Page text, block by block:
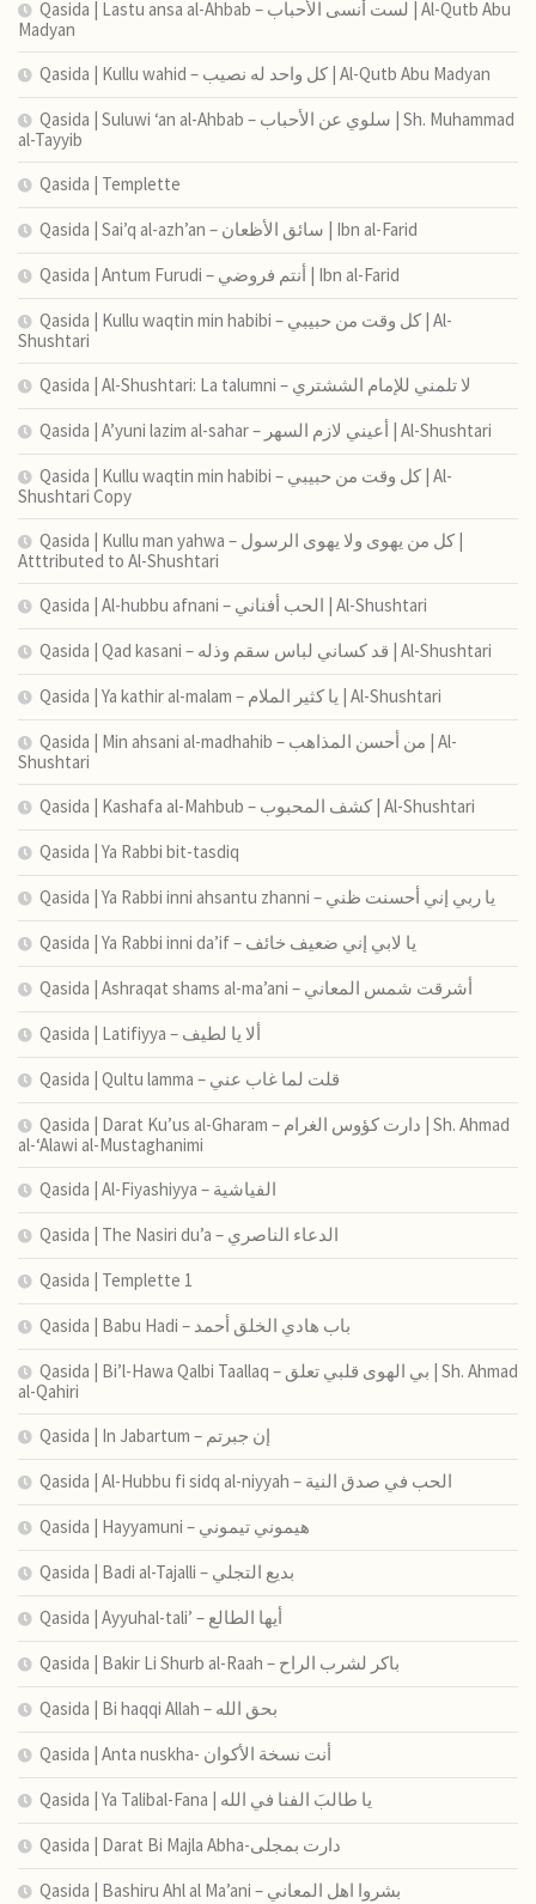
Qasida | Lastu ansa al-Ahbab – لست أنسى الأحباب | Al-Qutb Abu
Madyan
Qasida | Kullu wahid – كل واحد له نصيب | Al-Qutb Abu Madyan
Qasida | Suluwi ‘an al-Ahbab – سلوي عن الأحباب | Sh. Muhammad
al-Tayyib
Qasida | Templette
Qasida | Sai’q al-azh’an – سائق الأظعان | Ibn al-Farid
Qasida | Antum Furudi – أنتم فروضي | Ibn al-Farid
Qasida | Kullu waqtin min habibi – كل وقت من حبيبي | Al-
Shushtari
Qasida | Al-Shushtari: La talumni – لا تلمني للإمام الششتري
Qasida | A’yuni lazim al-sahar – أعيني لازم السهر | Al-Shushtari
Qasida | Kullu waqtin min habibi – كل وقت من حبيبي | Al-
Shushtari Copy
Qasida | Kullu man yahwa – كل من يهوى ولا يهوى الرسول |
Atttributed to Al-Shushtari
Qasida | Al-hubbu afnani – الحب أفناني | Al-Shushtari
Qasida | Qad kasani – قد كساني لباس سقم وذله | Al-Shushtari
Qasida | Ya kathir al-malam – يا كثير الملام | Al-Shushtari
Qasida | Min ahsani al-madhahib – من أحسن المذاهب | Al-
Shushtari
Qasida | Kashafa al-Mahbub – كشف المحبوب | Al-Shushtari
Qasida | Ya Rabbi bit-tasdiq
Qasida | Ya Rabbi inni ahsantu zhanni – يا ربي إني أحسنت ظني
Qasida | Ya Rabbi inni da’if – يا لابي إني ضعيف خائف
Qasida | Ashraqat shams al-ma’ani – أشرقت شمس المعاني
Qasida | Latifiyya – ألا يا لطيف
Qasida | Qultu lamma – قلت لما غاب عني
Qasida | Darat Ku’us al-Gharam – دارت كؤوس الغرام | Sh. Ahmad
al-‘Alawi al-Mustaghanimi
Qasida | Al-Fiyashiyya – الفياشية
Qasida | The Nasiri du’a – الدعاء الناصري
Qasida | Templette 1
Qasida | Babu Hadi – ﺑﺎب ﻫﺎدي اﻟﺨﻠﻖ أﺣﻤﺪ
Qasida | Bi’l-Hawa Qalbi Taallaq – بي الهوى قلبي تعلق | Sh. Ahmad
al-Qahiri
Qasida | In Jabartum – إن جبرتم
Qasida | Al-Hubbu fi sidq al-niyyah – الحب في صدق النية
Qasida | Hayyamuni – هيموني تيموني
Qasida | Badi al-Tajalli – بديع التجلي
Qasida | Ayyuhal-tali’ – أيها الطالع
Qasida | Bakir Li Shurb al-Raah – باكر لشرب الراح
Qasida | Bi haqqi Allah – بحق الله
Qasida | Anta nuskha- أنت نسخة الأكوان
Qasida | Ya Talibal-Fana | يا طالبَ الفنا في الله
Qasida | Darat Bi Majla Abha-دارت بمجلى
Qasida | Bashiru Ahl al Ma’ani – بشروا اهل المعاني